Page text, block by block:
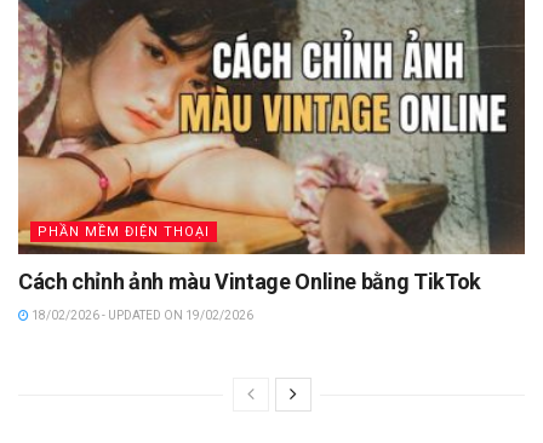
PHẦN MỀM ĐIỆN THOẠI
Cách chỉnh ảnh màu Vintage Online bằng TikTok
18/02/2026 - UPDATED ON 19/02/2026